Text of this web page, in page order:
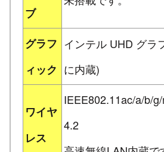
ブ
グラフ
ィック
インテル UHD グラ
に内蔵)
ワイヤ
レス
IEEE802.11ac/a/b/
4.2